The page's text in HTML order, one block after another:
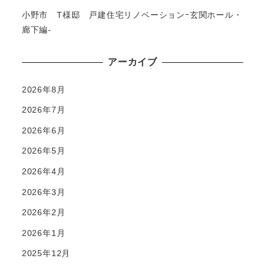
小野市 T様邸 戸建住宅リノベーションｰ玄関ホール・
廊下編-
アーカイブ
2026年8月
2026年7月
2026年6月
2026年5月
2026年4月
2026年3月
2026年2月
2026年1月
2025年12月